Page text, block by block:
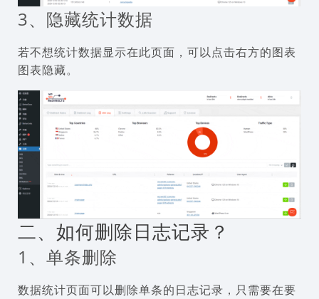
3、隐藏统计数据
若不想统计数据显示在此页面，可以点击右方的图表
图表隐藏。
二、如何删除日志记录？
1、单条删除
数据统计页面可以删除单条的日志记录，只需要在要